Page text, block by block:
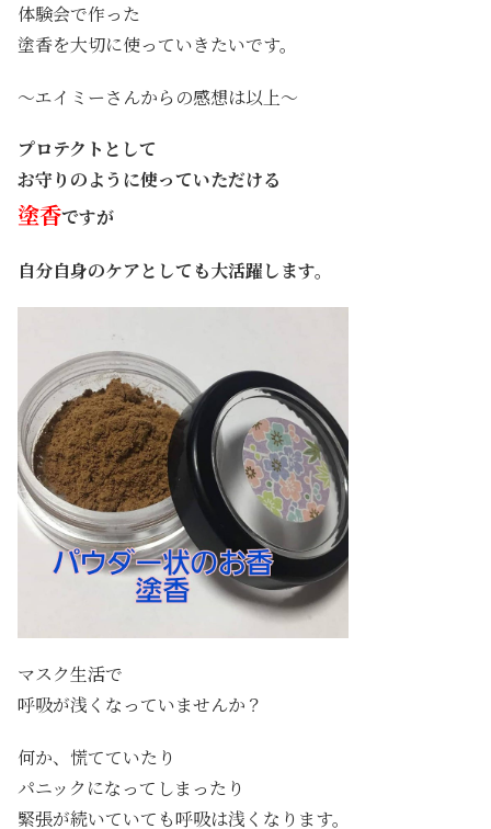
体験会で作った
塗香を大切に使っていきたいです。
～エイミーさんからの感想は以上～
プロテクトとして
お守りのように使っていただける
塗香ですが
自分自身のケアとしても大活躍します。
マスク生活で
呼吸が浅くなっていませんか？
何か、慌てていたり
パニックになってしまったり
緊張が続いていても呼吸は浅くなります。